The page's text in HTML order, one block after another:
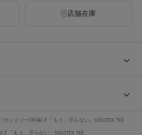
店舗在庫
/カットソー(半袖) /
「もう、汗らない」SOLOTEX TEE
/ 「もう、汗らない」SOLOTEX TEE